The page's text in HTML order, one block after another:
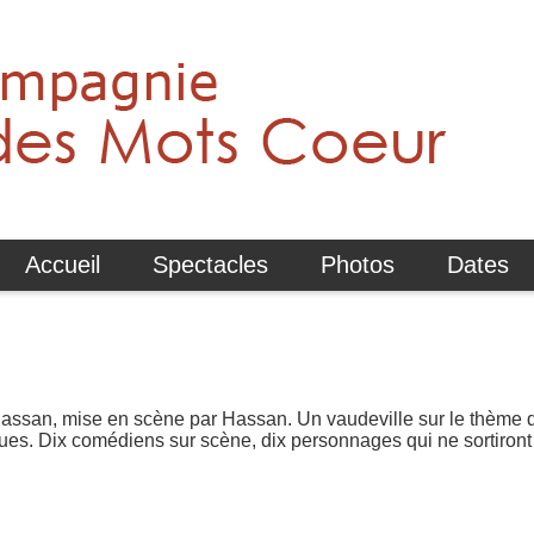
Accueil Spectacles Photos Dates
mise en scène par Hassan. Un vaudeville sur le thème
Dix comédiens sur scène, dix personnages qui ne